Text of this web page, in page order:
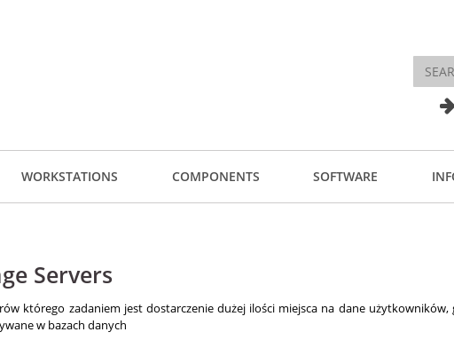
WORKSTATIONS COMPONENTS SOFTWARE
Servers
którego zadaniem jest dostarczenie dużej ilości miejsca na dane użytkowników,
w bazach danych